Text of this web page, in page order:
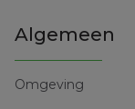
Algemeen
Omgeving